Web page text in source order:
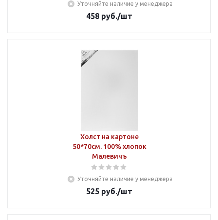
Уточняйте наличие у менеджера
458 руб./шт
Холст на картоне
50*70см. 100% хлопок
Малевичъ
Уточняйте наличие у менеджера
525 руб./шт